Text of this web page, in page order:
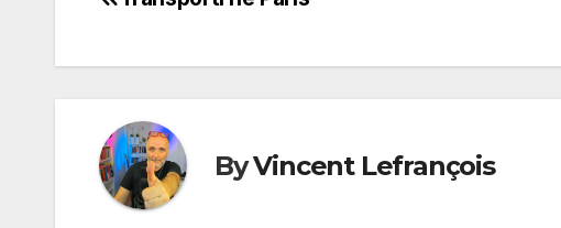
ByVincent Lefrançois